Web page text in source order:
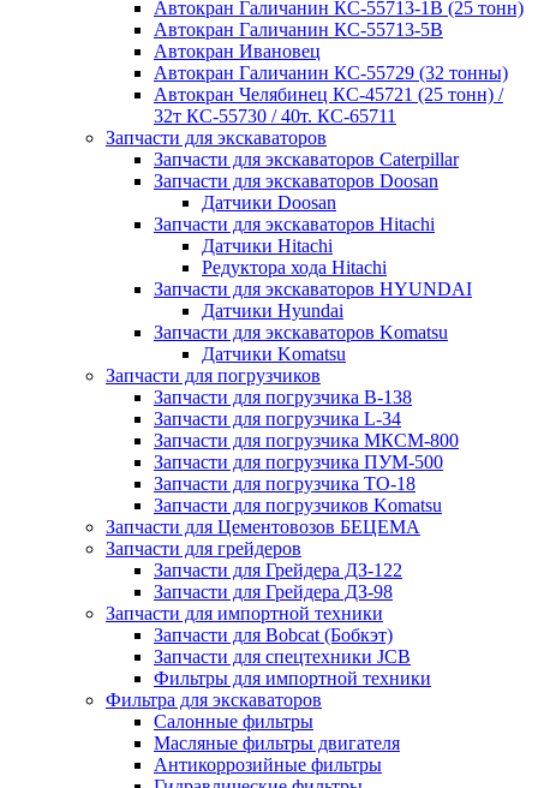
Автокран Галичанин КС-55713-1В (25 тонн)
Автокран Галичанин КС-55713-5В
Автокран Ивановец
Автокран Галичанин КС-55729 (32 тонны)
Автокран Челябинец КС-45721 (25 тонн) /
32т КС-55730 / 40т. КС-65711
Запчасти для экскаваторов
Запчасти для экскаваторов Caterpillar
Запчасти для экскаваторов Doosan
Датчики Doosan
Запчасти для экскаваторов Hitachi
Датчики Hitachi
Редуктора хода Hitachi
Запчасти для экскаваторов HYUNDAI
Датчики Hyundai
Запчасти для экскаваторов Komatsu
Датчики Komatsu
Запчасти для погрузчиков
Запчасти для погрузчика B-138
Запчасти для погрузчика L-34
Запчасти для погрузчика МКСМ-800
Запчасти для погрузчика ПУМ-500
Запчасти для погрузчика ТО-18
Запчасти для погрузчиков Komatsu
Запчасти для Цементовозов БЕЦЕМА
Запчасти для грейдеров
Запчасти для Грейдера ДЗ-122
Запчасти для Грейдера ДЗ-98
Запчасти для импортной техники
Запчасти для Bobcat (Бобкэт)
Запчасти для спецтехники JCB
Фильтры для импортной техники
Фильтра для экскаваторов
Салонные фильтры
Масляные фильтры двигателя
Антикоррозийные фильтры